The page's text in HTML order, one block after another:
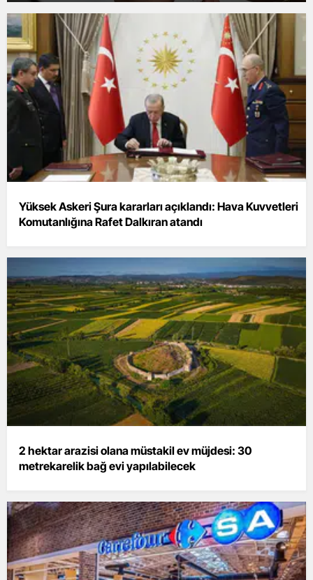
Yüksek Askeri Şura kararları açıklandı: Hava Kuvvetleri
Komutanlığına Rafet Dalkıran atandı
2 hektar arazisi olana müstakil ev müjdesi: 30
metrekarelik bağ evi yapılabilecek